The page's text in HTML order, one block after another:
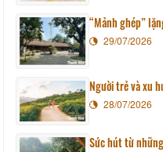
“Mảnh ghép”
29/07/2026
Người trẻ và xu
28/07/2026
Sức hút từ